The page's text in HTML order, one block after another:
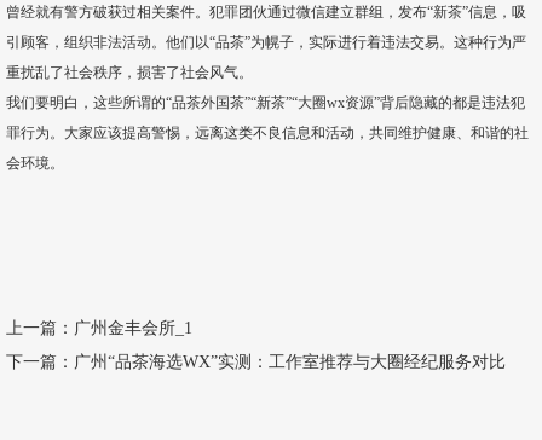
曾经就有警方破获过相关案件。犯罪团伙通过微信建立群组，发布“新茶”信息，吸
引顾客，组织非法活动。他们以“品茶”为幌子，实际进行着违法交易。这种行为严
重扰乱了社会秩序，损害了社会风气。
我们要明白，这些所谓的“品茶外国茶”“新茶”“大圈wx资源”背后隐藏的都是违法犯
罪行为。大家应该提高警惕，远离这类不良信息和活动，共同维护健康、和谐的社
会环境。
上一篇： 广州金丰会所_1
下一篇： 广州“品茶海选WX”实测：工作室推荐与大圈经纪服务对比